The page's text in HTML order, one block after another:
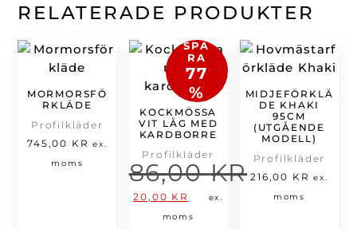
RELATERADE PRODUKTER
MORMORSFÖ
RKLÄDE
Profilkläder
745,00 KR ex.
moms
SPA
RA
77
%
KOCKMÖSSA
VIT LÅG MED
KARDBORRE
Profilkläder
86,00KR
Det
ursprungliga
20,00 KR
Det
ex.
moms
MIDJEFÖRKLÄ
DE KHAKI
95CM
(UTGÅENDE
MODELL)
Profilkläder
216,00 KR ex.
moms